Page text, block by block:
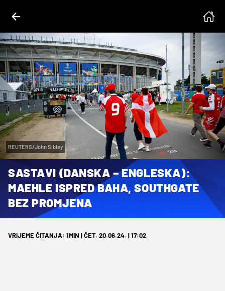
REUTERS/John Sibley
SASTAVI (DANSKA – ENGLESKA):
MAEHLE ISPRED BAHA, SOUTHGATE
BEZ PROMJENA
VRIJEME ČITANJA: 1MIN | ČET. 20.06.24. | 17:02